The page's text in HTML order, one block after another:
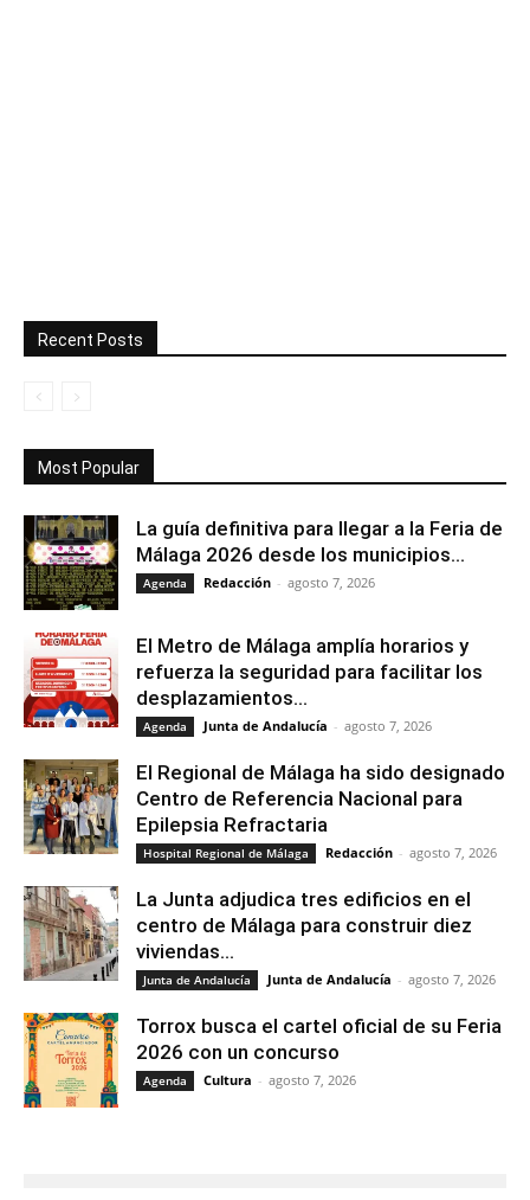
Recent Posts
Most Popular
La guía definitiva para llegar a la Feria de
Málaga 2026 desde los municipios...
Agenda Redacción - agosto 7, 2026
El Metro de Málaga amplía horarios y
refuerza la seguridad para facilitar los
desplazamientos...
Agenda Junta de Andalucía - agosto 7, 2026
El Regional de Málaga ha sido designado
Centro de Referencia Nacional para
Epilepsia Refractaria
Hospital Regional de Málaga Redacción - agosto 7, 2026
La Junta adjudica tres edificios en el
centro de Málaga para construir diez
viviendas...
Junta de Andalucía Junta de Andalucía - agosto 7, 2026
Torrox busca el cartel oficial de su Feria
2026 con un concurso
Agenda Cultura - agosto 7, 2026